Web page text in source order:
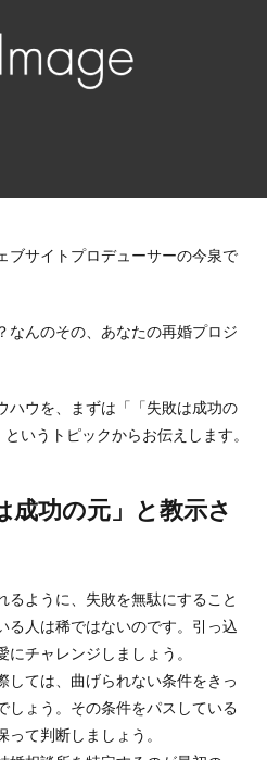
ブサイトプロデューサーの今泉で
なんのその、あなたの再婚プロジ
ハウを、まずは「「失敗は成功の
いうトピックからお伝えします。
成功の元」と教示さ
るように、失敗を無駄にすること
る人は稀ではないのです。引っ込
チャレンジしましょう。
しては、曲げられない条件をきっ
しょう。その条件をパスしている
て判断しましょう。